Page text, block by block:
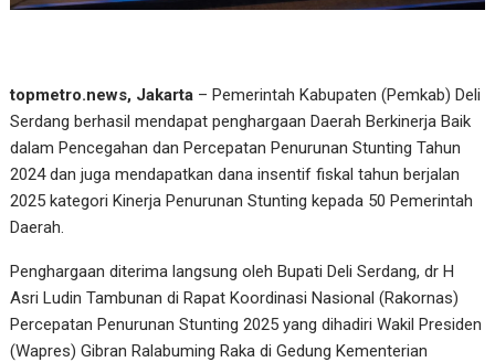
topmetro.news, Jakarta – Pemerintah Kabupaten (Pemkab) Deli
Serdang berhasil mendapat penghargaan Daerah Berkinerja Baik
dalam Pencegahan dan Percepatan Penurunan Stunting Tahun
2024 dan juga mendapatkan dana insentif fiskal tahun berjalan
2025 kategori Kinerja Penurunan Stunting kepada 50 Pemerintah
Daerah.
Penghargaan diterima langsung oleh Bupati Deli Serdang, dr H
Asri Ludin Tambunan di Rapat Koordinasi Nasional (Rakornas)
Percepatan Penurunan Stunting 2025 yang dihadiri Wakil Presiden
(Wapres) Gibran Ralabuming Raka di Gedung Kementerian